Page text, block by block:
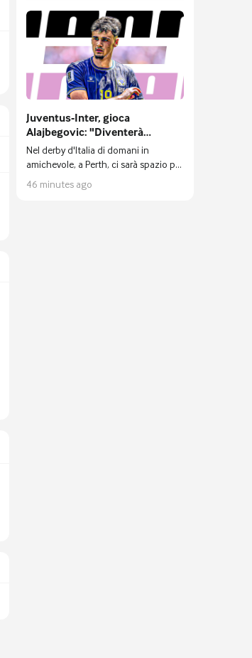
tornata a essere ciò che è da sempre:
il simbolo di una frontiera.
Juventus-Inter, gioca
Alajbegovic: "Diventerà
indispensabile per Spalletti". La
posizione in campo e la
bianconeri
Nel derby d'Italia di domani in
amichevole, a Perth, ci sarà spazio per
l'esordio in bianconero del giovane
46 minutes ago